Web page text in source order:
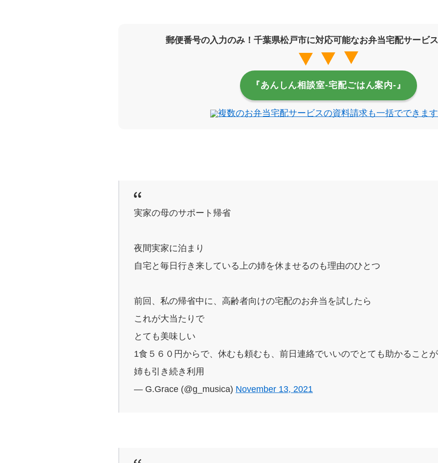
郵便番号の入力のみ！千葉県松戸市に対応可能なお弁当宅配サービ
『あんしん相談室‐宅配ごはん案内‐』
複数のお弁当宅配サービスの資料請求も一括でできます
実家の母のサポート帰省
夜間実家に泊まり
自宅と毎日行き来している上の姉を休ませるのも理由のひとつ
前回、私の帰省中に、高齢者向けの宅配のお弁当を試したら
これが大当たりで
とても美味しい
1食５６０円からで、休むも頼むも、前日連絡でいいのでとても助かること
姉も引き続き利用
— G.Grace (@g_musica) November 13, 2021